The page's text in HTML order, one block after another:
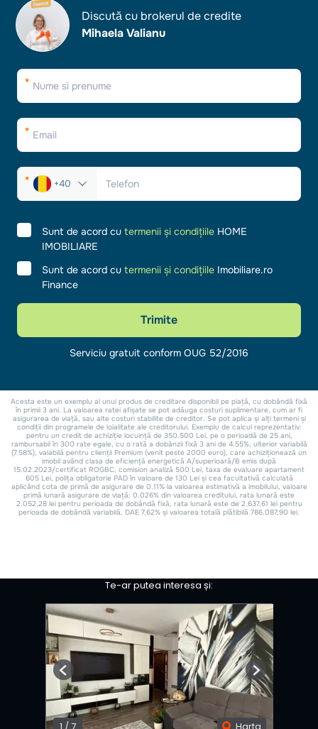
Te-ar putea interesa și:
Previous Next